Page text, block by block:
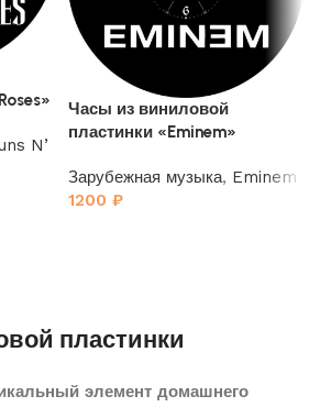
N’
Часы из виниловой
пластинки «Eminem»
Зарубежная музыка, Eminem
1200 ₽
пластинки
элемент домашнего